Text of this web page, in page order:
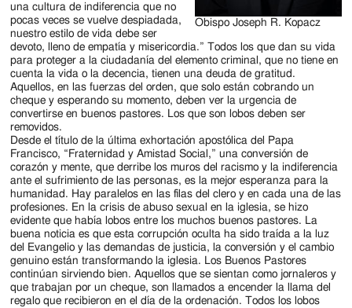
Obispo Joseph R. Kopacz
una cultura de indiferencia que no
pocas veces se vuelve despiadada,
nuestro estilo de vida debe ser
devoto, lleno de empatía y misericordia.” Todos los que dan su vida
para proteger a la ciudadanía del elemento criminal, que no tiene en
cuenta la vida o la decencia, tienen una deuda de gratitud.
Aquellos, en las fuerzas del orden, que solo están cobrando un
cheque y esperando su momento, deben ver la urgencia de
convertirse en buenos pastores. Los que son lobos deben ser
removidos.
Desde el título de la última exhortación apostólica del Papa
Francisco, “Fraternidad y Amistad Social,” una conversión de
corazón y mente, que derribe los muros del racismo y la indiferencia
ante el sufrimiento de las personas, es la mejor esperanza para la
humanidad. Hay paralelos en las filas del clero y en cada una de las
profesiones. En la crisis de abuso sexual en la iglesia, se hizo
evidente que había lobos entre los muchos buenos pastores. La
buena noticia es que esta corrupción oculta ha sido traída a la luz
del Evangelio y las demandas de justicia, la conversión y el cambio
genuino están transformando la iglesia. Los Buenos Pastores
continúan sirviendo bien. Aquellos que se sientan como jornaleros y
que trabajan por un cheque, son llamados a encender la llama del
regalo que recibieron en el día de la ordenación. Todos los lobos